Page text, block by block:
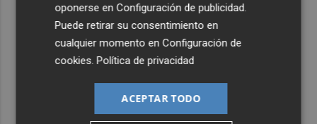
oponerse enConfiguración de publicidad
Puede retirar su consentimiento en
cualquier momento enConfiguración de
cookies .Política de privacidad
ACEPTAR TODO